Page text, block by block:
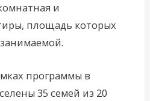
и
площадь которых
программы в
35 семей из 20